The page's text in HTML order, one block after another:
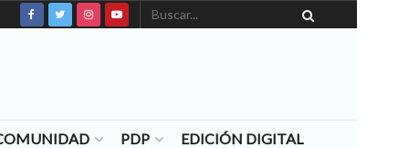
PDP EDICIÓN DIGITAL